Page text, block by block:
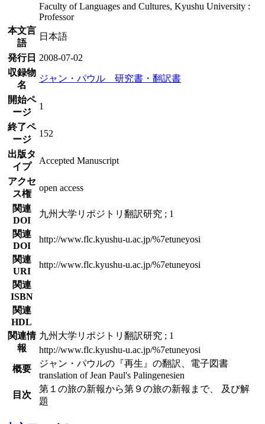
Faculty of Languages and Cultures, Kyushu University :
Professor
本文言
語
日本語
発行日 2008-07-02
収録物
名
ジャン・パウル 研究書・翻訳書
開始ペ
ージ
1
終了ペ
ージ
152
出版タ
イプ
Accepted Manuscript
アクセ
ス権
open access
関連
DOI
九州大学リポジトリ翻訳研究 ; 1
関連
DOI
http://www.flc.kyushu-u.ac.jp/%7etuneyosi
関連
URI
http://www.flc.kyushu-u.ac.jp/%7etuneyosi
関連
ISBN
関連
HDL
関連情
報
九州大学リポジトリ翻訳研究 ; 1
http://www.flc.kyushu-u.ac.jp/%7etuneyosi
概要
ジャン・パウルの『再生』の翻訳、電子図書
translation of Jean Paul's Palingenesien
目次
第１の旅の新報から第９の旅の新報まで、 及び解
題